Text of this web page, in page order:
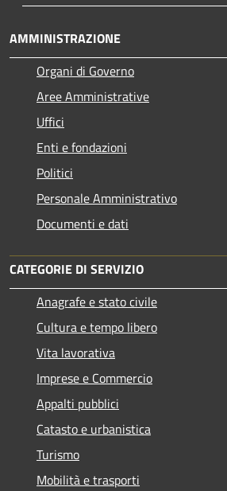
AMMINISTRAZIONE
Organi di Governo
Aree Amministrative
Uffici
Enti e fondazioni
Politici
Personale Amministrativo
Documenti e dati
CATEGORIE DI SERVIZIO
Anagrafe e stato civile
Cultura e tempo libero
Vita lavorativa
Imprese e Commercio
Appalti pubblici
Catasto e urbanistica
Turismo
Mobilità e trasporti